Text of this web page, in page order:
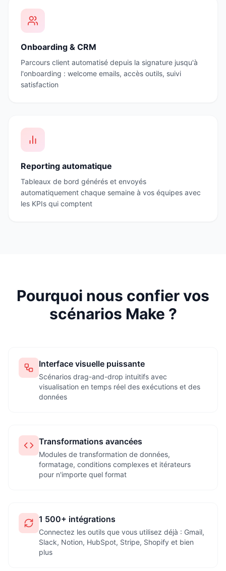
Onboarding & CRM
Parcours client automatisé depuis la signature jusqu'à
l'onboarding : welcome emails, accès outils, suivi
satisfaction
Reporting automatique
Tableaux de bord générés et envoyés
automatiquement chaque semaine à vos équipes avec
les KPIs qui comptent
Pourquoi nous confier vos
scénarios Make ?
Interface visuelle puissante
Scénarios drag-and-drop intuitifs avec
visualisation en temps réel des exécutions et des
données
Transformations avancées
Modules de transformation de données,
formatage, conditions complexes et itérateurs
pour n'importe quel format
1 500+ intégrations
Connectez les outils que vous utilisez déjà : Gmail,
Slack, Notion, HubSpot, Stripe, Shopify et bien
plus